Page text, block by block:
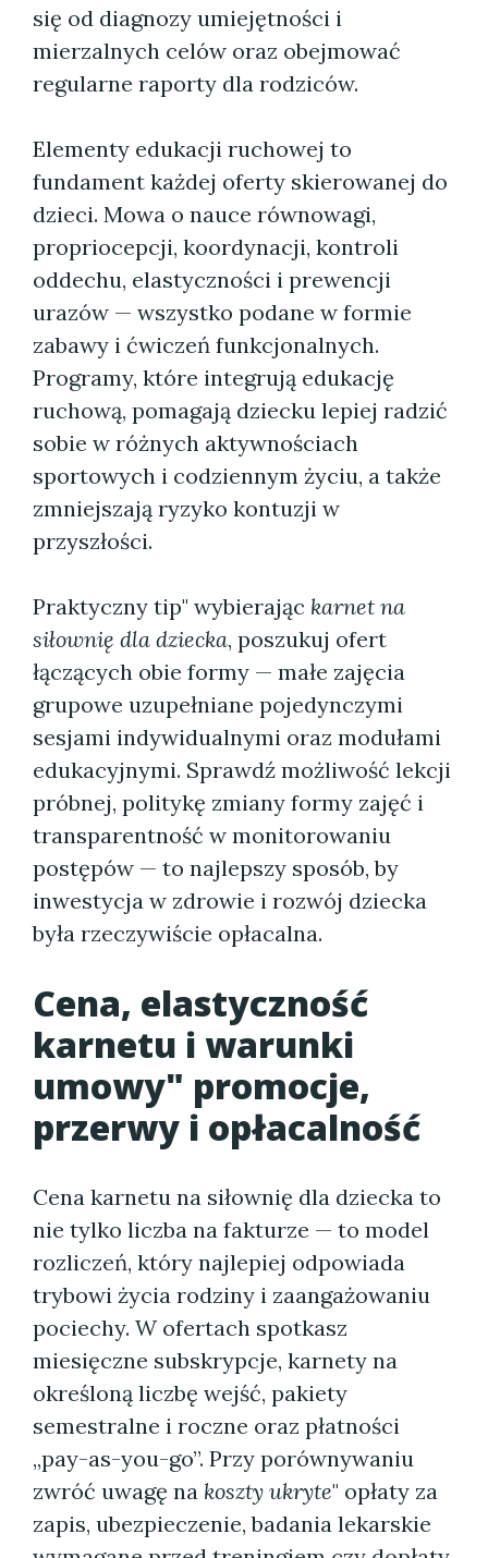
się od diagnozy umiejętności i
mierzalnych celów oraz obejmować
regularne raporty dla rodziców.
Elementy edukacji ruchowej to
fundament każdej oferty skierowanej do
dzieci. Mowa o nauce równowagi,
propriocepcji, koordynacji, kontroli
oddechu, elastyczności i prewencji
urazów — wszystko podane w formie
zabawy i ćwiczeń funkcjonalnych.
Programy, które integrują edukację
ruchową, pomagają dziecku lepiej radzić
sobie w różnych aktywnościach
sportowych i codziennym życiu, a także
zmniejszają ryzyko kontuzji w
przyszłości.
Praktyczny tip" wybierając karnet na
siłownię dla dziecka, poszukuj ofert
łączących obie formy — małe zajęcia
grupowe uzupełniane pojedynczymi
sesjami indywidualnymi oraz modułami
edukacyjnymi. Sprawdź możliwość lekcji
próbnej, politykę zmiany formy zajęć i
transparentność w monitorowaniu
postępów — to najlepszy sposób, by
inwestycja w zdrowie i rozwój dziecka
była rzeczywiście opłacalna.
Cena, elastyczność
karnetu i warunki
umowy" promocje,
przerwy i opłacalność
Cena karnetu na siłownię dla dziecka to
nie tylko liczba na fakturze — to model
rozliczeń, który najlepiej odpowiada
trybowi życia rodziny i zaangażowaniu
pociechy. W ofertach spotkasz
miesięczne subskrypcje, karnety na
określoną liczbę wejść, pakiety
semestralne i roczne oraz płatności
„pay-as-you-go”. Przy porównywaniu
zwróć uwagę na koszty ukryte" opłaty za
zapis, ubezpieczenie, badania lekarskie